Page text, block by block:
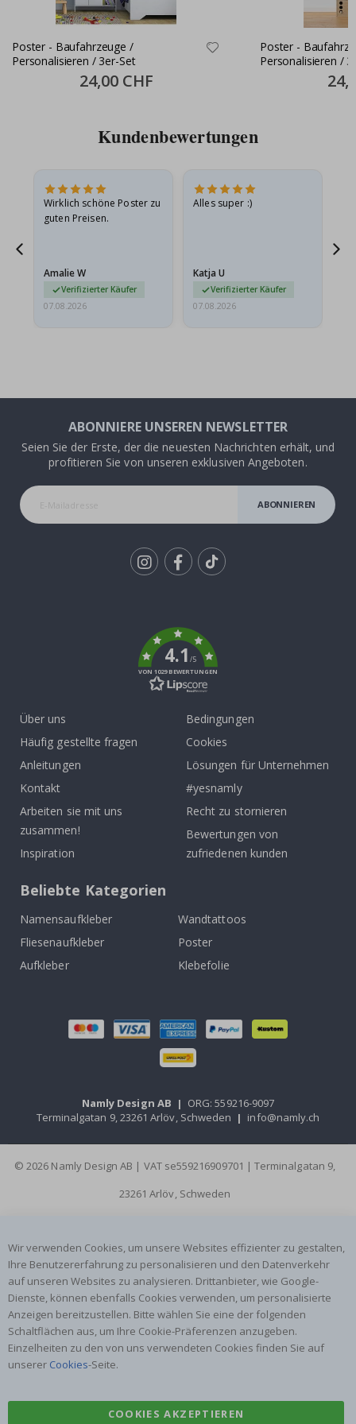
Poster - Baufahrzeuge /
Personalisieren / 3er-Set
Special
Price
24,00 CHF
Poster -
Personalisieren /
Price
Kundenbewertungen
Wirklich schöne Poster zu
guten Preisen.
Amalie W
Verifizierter Käufer
07.08.2026
Alles super :)
Katja U
Verifizierter Käufer
07.08.2026
ABONNIERE UNSEREN NEWSLETTER
Seien Sie der Erste, der die neuesten Nachrichten erhält, und
profitieren Sie von unseren exklusiven Angeboten.
ABONNIEREN
4.1/5
VON 1029 BEWERTUNGEN
Über uns
Häufig gestellte fragen
Anleitungen
Kontakt
Arbeiten sie mit uns
zusammen!
Inspiration
Bedingungen
Cookies
Lösungen für Unternehmen
#yesnamly
Recht zu stornieren
Bewertungen von
zufriedenen kunden
Beliebte Kategorien
Namensaufkleber
Wandtattoos
Fliesenaufkleber
Poster
Aufkleber
Klebefolie
Namly Design AB | ORG: 559216-9097
Terminalgatan 9, 23261 Arlöv, Schweden | info@namly.ch
© 2026 Namly Design AB | VAT se559216909701 | Terminalgatan 9,
23261 Arlöv, Schweden
Wir verwenden Cookies, um unsere Websites effizienter zu gestalten,
Ihre Benutzererfahrung zu personalisieren und den Datenverkehr
auf unseren Websites zu analysieren. Drittanbieter, wie Google-
Dienste, können ebenfalls Cookies verwenden, um personalisierte
Anzeigen bereitzustellen. Bitte wählen Sie eine der folgenden
Schaltflächen aus, um Ihre Cookie-Präferenzen anzugeben.
Einzelheiten zu den von uns verwendeten Cookies finden Sie auf
unserer Cookies-Seite.
COOKIES AKZEPTIEREN